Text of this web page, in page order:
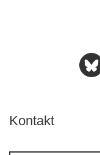
Kontakt